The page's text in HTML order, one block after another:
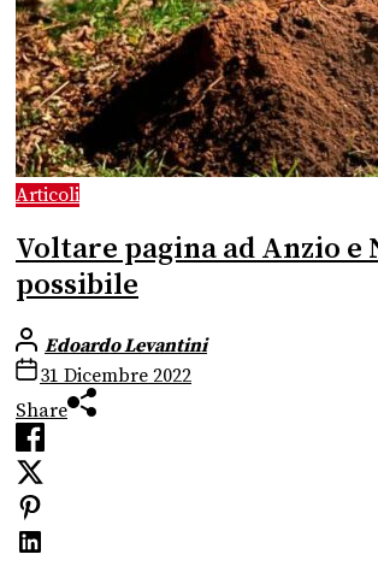
Articoli
Voltare pagina ad Anzio e
possibile
Edoardo Levantini
31 Dicembre 2022
Share